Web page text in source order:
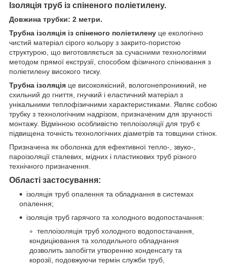
Ізоляція труб із спіненого поліетилену.
Довжина трубки: 2 метри.
Трубна ізоляція із спіненого поліетилену це екологічно
чистий матеріал сірого кольору з закрито-пористою
структурою, що виготовляється за сучасними технологіями
методом прямої екструзії, способом фізичного спінювання з
поліетилену високого тиску.
Трубна ізоляція це високоякісний, вологонепроникний, не
схильний до гниття, гнучкий і еластичний матеріал з
унікальними теплофізичними характеристиками. Являє собою
трубку з технологічним надрізом, призначеним для зручності
монтажу. Відмінною особливістю теплоізоляції для труб є
підвищена точність технологічних діаметрів та товщини стінок.
Призначена як оболонка для ефективної тепло-, звуко-,
пароізоляції сталевих, мідних і пластикових труб різного
технічного призначення.
Області застосування:
ізоляція труб опалення та обладнання в системах
опалення;
ізоляція труб гарячого та холодного водопостачання:
теплоізоляція труб холодного водопостачання,
кондиціювання та холодильного обладнання
дозволить запобігти утворенню конденсату та
корозії, подовжуючи термін служби труб,